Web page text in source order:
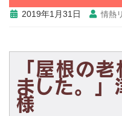
2019年1月31日 情熱
「屋根の
ました。
様